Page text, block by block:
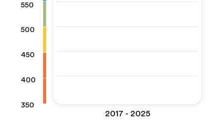
550
500
450
400
350
2017 - 2025